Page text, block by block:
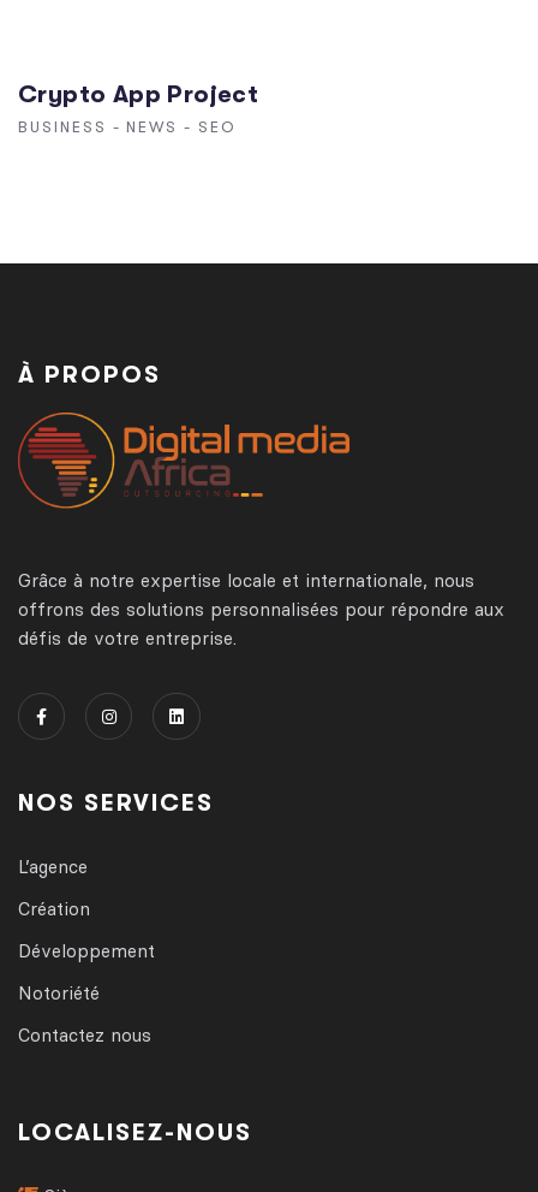
Crypto App Project
BUSINESS - NEWS - SEO
À PROPOS
Grâce à notre expertise locale et internationale, nous
offrons des solutions personnalisées pour répondre aux
défis de votre entreprise.
NOS SERVICES
L’agence
Création
Développement
Notoriété
Contactez nous
LOCALISEZ-NOUS